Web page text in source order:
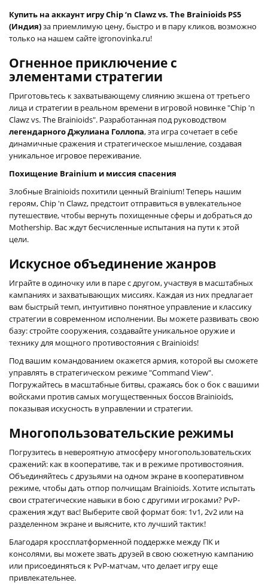
Купить на аккаунт игру Chip ‘n Clawz vs. The Brainioids PS5
(Индия)за приемлимую цену, быстро и в пару кликов, возможно
только на нашем сайте igronovinka.ru!
Огненное приключение с
элементами стратегии
Приготовьтесь к захватывающему слиянию экшена от третьего
лица и стратегии в реальном времени в игровой новинке "Chip 'n
Clawz vs. The Brainioids". Разработанная под руководством
легендарного Джулиана Голлопа, эта игра сочетает в себе
динамичные сражения и стратегическое мышление, создавая
уникальное игровое переживание.
Похищение Brainium и миссия спасения
Злобные Brainioids похитили ценный Brainium! Теперь нашим
героям, Chip 'n Clawz, предстоит отправиться в увлекательное
путешествие, чтобы вернуть похищенные сферы и добраться до
Mothership. Вас ждут бесчисленные испытания на пути к этой
цели.
Искусное объединение жанров
Играйте в одиночку или в паре с другом, участвуя в масштабных
кампаниях и захватывающих миссиях. Каждая из них предлагает
вам быстрый темп, интуитивно понятное управление и классику
стратегии в современном исполнении. Вы можете развивать свою
базу: стройте сооружения, создавайте уникальное оружие и
технику для мощного противостояния с Brainioids!
Под вашим командованием окажется армия, которой вы сможете
управлять в стратегическом режиме "Command View".
Погружайтесь в масштабные битвы, сражаясь бок о бок с вашими
войсками против самых могущественных боссов Brainioids,
показывая искусность в управлении и стратегии.
Многопользовательские режимы
Погрузитесь в невероятную атмосферу многопользовательских
сражений: как в кооперативе, так и в режиме противостояния.
Объединяйтесь с друзьями на одном экране в кооперативном
режиме, чтобы дать отпор полчищам Brainioids. Хотите испытать
свои стратегические навыки в бою с другими игроками? PvP-
сражения ждут вас! Выберите свой формат боя: 1v1, 2v2 или на
разделенном экране и выясните, кто лучший тактик!
Благодаря кроссплатформенной поддержке между ПК и
консолями, вы можете звать друзей в свою сюжетную кампанию
или присоединяться к PvP-матчам, что делает игру еще
привлекательнее.